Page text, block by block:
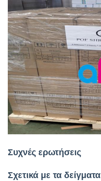
Συχνές ερωτήσεις
Σχετικά με τα δείγματα